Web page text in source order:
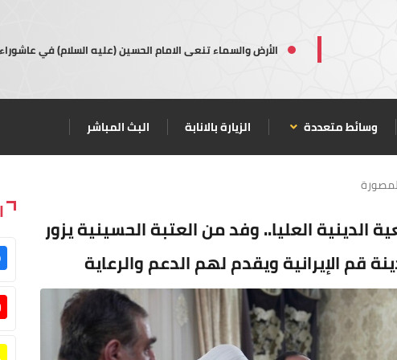
الأرض والسماء تنعى الامام الحسين (عليه السلام) في عاشوراء
وسائط متعددة الزيارة بالانابة البث المباشر
الدينية العليا.. وفد من العتبة الحسينية يزور
قم الإيرانية ويقدم لهم الدعم والرعاية